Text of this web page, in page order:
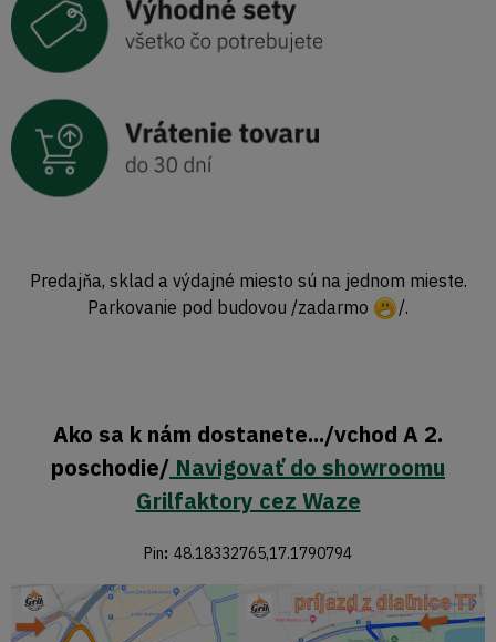
Predajňa, sklad a výdajné miesto sú na jednom mieste.
Parkovanie pod budovou /zadarmo
/.
Ako sa k nám dostanete.../vchod A 2.
poschodie/ Navigovať do showroomu
Grilfaktory cez Waze
Pin: 48.18332765,17.1790794